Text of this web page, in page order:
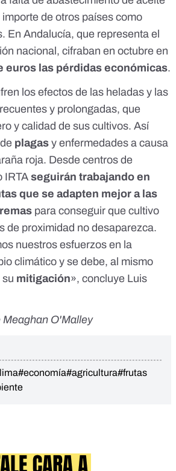
de otros países como
En Andalucía, que representa el
nacional, cifraban en octubre en
euros las pérdidas económicas.
los efectos de las heladas y las
y prolongadas, que
y calidad de sus cultivos. Así
plagas y enfermedades a causa
roja. Desde centros de
IRTA seguirán trabajando en
que se adapten mejor a las
para conseguir que cultivo
de proximidad no desaparezca.
nuestros esfuerzos en la
climático y se debe, al mismo
mitigación», concluye Luis
Meaghan O'Malley
#economía#agricultura#frutas